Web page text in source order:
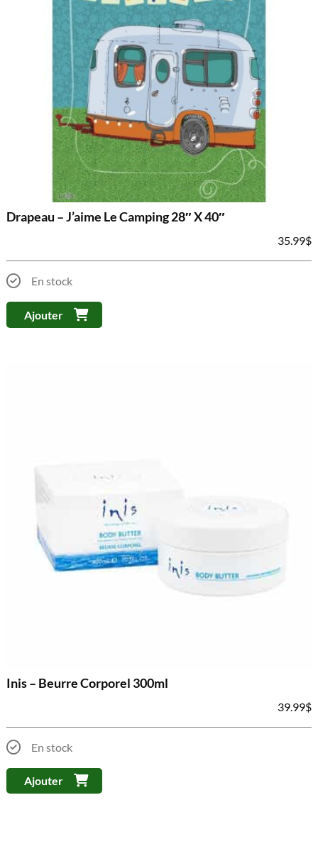
Drapeau – J’aime Le Camping 28″ X 40″
35.99$
En stock
Ajouter
Inis – Beurre Corporel 300ml
39.99$
En stock
Ajouter